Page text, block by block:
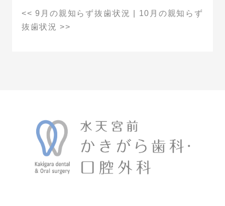
<< 9月の親知らず抜歯状況
10月の親知らず
抜歯状況>>